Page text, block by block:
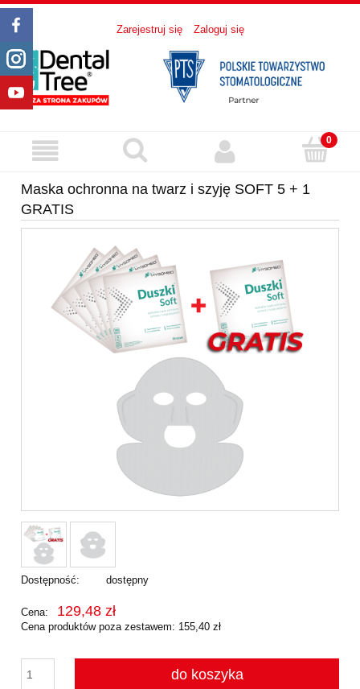
Zarejestruj się Zaloguj się
Maska ochronna na twarz i szyję SOFT 5 + 1
GRATIS
Dostępność: dostępny
Cena: 129,48 zł
Cena produktów poza zestawem: 155,40 zł
do koszyka